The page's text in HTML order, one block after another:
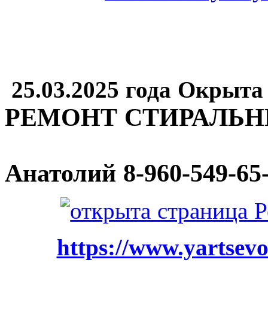
25.03.2025 года
РЕМОНТ
Анатолий 8-960-549-
https://